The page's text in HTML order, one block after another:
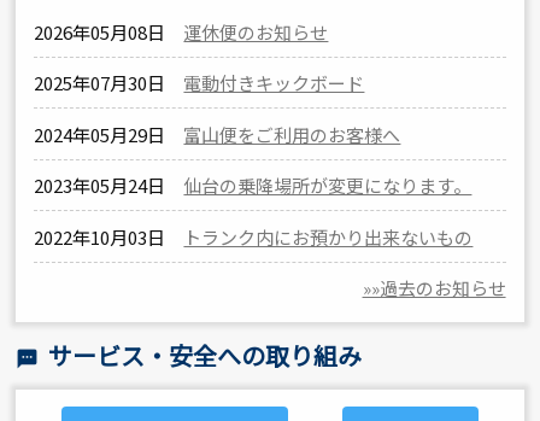
2026年05月08日 運休便のお知らせ
2025年07月30日 電動付きキックボード
2024年05月29日 富山便をご利用のお客様へ
2023年05月24日 仙台の乗降場所が変更になります。
2022年10月03日 トランク内にお預かり出来ないもの
»»過去のお知らせ
sms サービス・安全への取り組み